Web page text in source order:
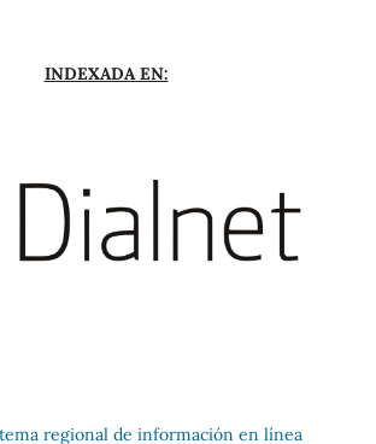
INDEXADA EN: